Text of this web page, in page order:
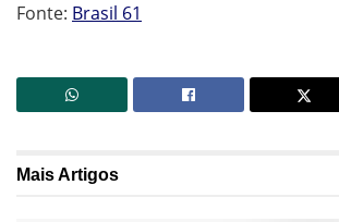
Fonte: Brasil 61
MaisArtigos